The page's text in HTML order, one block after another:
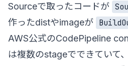
Sourceで取ったコードが
作ったdistやimageが
AWS公式のCodePipeline
は複数のstageでできていて